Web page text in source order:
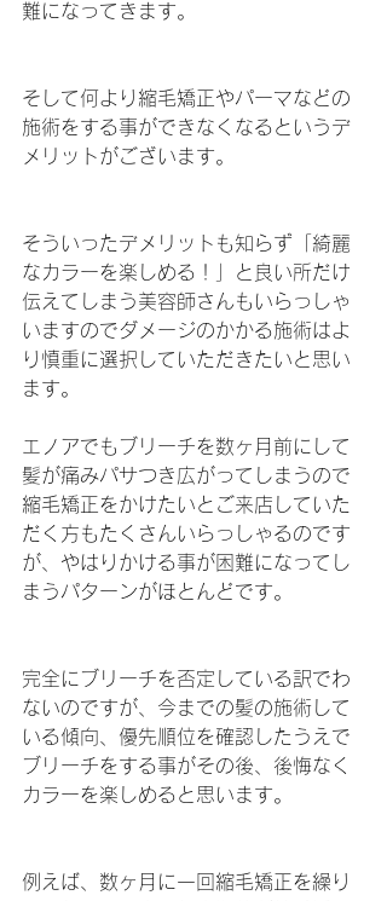
難になってきます。
そして何より縮毛矯正やパーマなどの
施術をする事ができなくなるというデ
メリットがございます。
そういったデメリットも知らず「綺麗
なカラーを楽しめる！」と良い所だけ
伝えてしまう美容師さんもいらっしゃ
いますのでダメージのかかる施術はよ
り慎重に選択していただきたいと思い
ます。
エノアでもブリーチを数ヶ月前にして
髪が痛みパサつき広がってしまうので
縮毛矯正をかけたいとご来店していた
だく方もたくさんいらっしゃるのです
が、やはりかける事が困難になってし
まうパターンがほとんどです。
完全にブリーチを否定している訳でわ
ないのですが、今までの髪の施術して
いる傾向、優先順位を確認したうえで
ブリーチをする事がその後、後悔なく
カラーを楽しめると思います。
例えば、数ヶ月に一回縮毛矯正を繰り